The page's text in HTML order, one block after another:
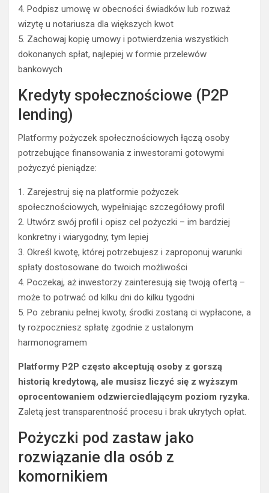
4. Podpisz umowę w obecności świadków lub rozważ
wizytę u notariusza dla większych kwot
5. Zachowaj kopię umowy i potwierdzenia wszystkich
dokonanych spłat, najlepiej w formie przelewów
bankowych
Kredyty społecznościowe (P2P
lending)
Platformy pożyczek społecznościowych łączą osoby
potrzebujące finansowania z inwestorami gotowymi
pożyczyć pieniądze:
1. Zarejestruj się na platformie pożyczek
społecznościowych, wypełniając szczegółowy profil
2. Utwórz swój profil i opisz cel pożyczki – im bardziej
konkretny i wiarygodny, tym lepiej
3. Określ kwotę, której potrzebujesz i zaproponuj warunki
spłaty dostosowane do twoich możliwości
4. Poczekaj, aż inwestorzy zainteresują się twoją ofertą –
może to potrwać od kilku dni do kilku tygodni
5. Po zebraniu pełnej kwoty, środki zostaną ci wypłacone, a
ty rozpoczniesz spłatę zgodnie z ustalonym
harmonogramem
Platformy P2P często akceptują osoby z gorszą
historią kredytową, ale musisz liczyć się z wyższym
oprocentowaniem odzwierciedlającym poziom ryzyka.
Zaletą jest transparentność procesu i brak ukrytych opłat.
Pożyczki pod zastaw jako
rozwiązanie dla osób z
komornikiem